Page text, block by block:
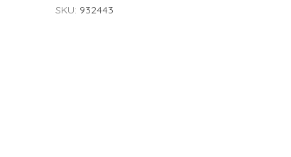
SKU: 932443